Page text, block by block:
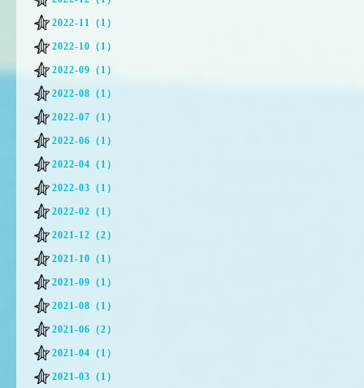
2022-11（1）
2022-10（1）
2022-09（1）
2022-08（1）
2022-07（1）
2022-06（1）
2022-04（1）
2022-03（1）
2022-02（1）
2021-12（2）
2021-10（1）
2021-09（1）
2021-08（1）
2021-06（2）
2021-04（1）
2021-03（1）